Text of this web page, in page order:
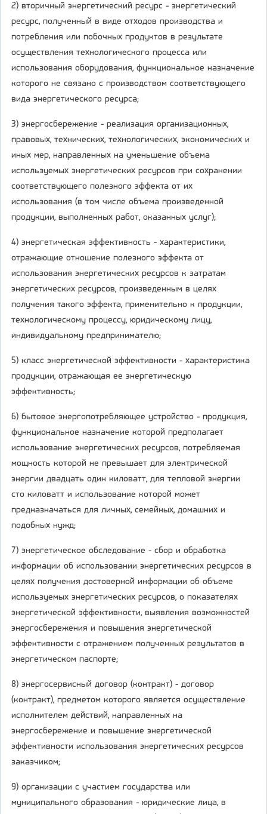
2) вторичный энергетический ресурс - энергетический
ресурс, полученный в виде отходов производства и
потребления или побочных продуктов в результате
осуществления технологического процесса или
использования оборудования, функциональное назначение
которого не связано с производством соответствующего
вида энергетического ресурса;
3) энергосбережение - реализация организационных,
правовых, технических, технологических, экономических и
иных мер, направленных на уменьшение объема
используемых энергетических ресурсов при сохранении
соответствующего полезного эффекта от их
использования (в том числе объема произведенной
продукции, выполненных работ, оказанных услуг);
4) энергетическая эффективность - характеристики,
отражающие отношение полезного эффекта от
использования энергетических ресурсов к затратам
энергетических ресурсов, произведенным в целях
получения такого эффекта, применительно к продукции,
технологическому процессу, юридическому лицу,
индивидуальному предпринимателю;
5) класс энергетической эффективности - характеристика
продукции, отражающая ее энергетическую
эффективность;
6) бытовое энергопотребляющее устройство - продукция,
функциональное назначение которой предполагает
использование энергетических ресурсов, потребляемая
мощность которой не превышает для электрической
энергии двадцать один киловатт, для тепловой энергии
сто киловатт и использование которой может
предназначаться для личных, семейных, домашних и
подобных нужд;
7) энергетическое обследование - сбор и обработка
информации об использовании энергетических ресурсов в
целях получения достоверной информации об объеме
используемых энергетических ресурсов, о показателях
энергетической эффективности, выявления возможностей
энергосбережения и повышения энергетической
эффективности с отражением полученных результатов в
энергетическом паспорте;
8) энергосервисный договор (контракт) - договор
(контракт), предметом которого является осуществление
исполнителем действий, направленных на
энергосбережение и повышение энергетической
эффективности использования энергетических ресурсов
заказчиком;
9) организации с участием государства или
муниципального образования - юридические лица, в